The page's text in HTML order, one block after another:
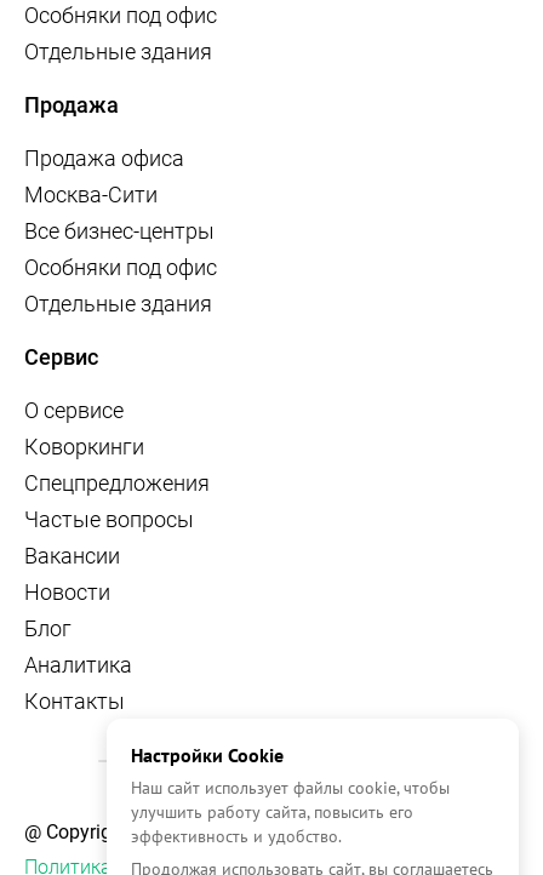
Особняки под офис
Отдельные здания
Продажа
Продажа офиса
Москва-Сити
Все бизнес-центры
Особняки под офис
Отдельные здания
Сервис
О сервисе
Коворкинги
Спецпредложения
Частые вопросы
Вакансии
Новости
Блог
Аналитика
Контакты
@ Copyright, 2026 OFFICE NAVIGATOR
Политика конфиденциальности
Настройки Cookie
Наш сайт использует файлы cookie, чтобы
улучшить работу сайта, повысить его
эффективность и удобство.
Продолжая использовать сайт, вы соглашаетесь